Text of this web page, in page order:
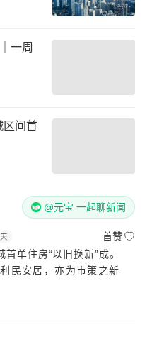
一周
区间首
@元宝 一起聊新闻
首赞
单住房“以旧换新”成。
民安居，亦为市策之新